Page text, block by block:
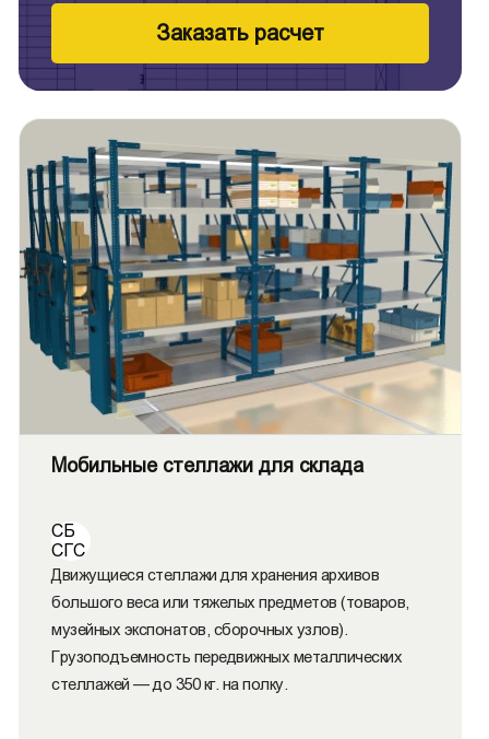
Заказать расчет
Мобильные стеллажи для склада
СБ
СГС
Движущиеся стеллажи для хранения архивов
большого веса или тяжелых предметов (товаров,
музейных экспонатов, сборочных узлов).
Грузоподъемность передвижных металлических
стеллажей — до 350 кг. на полку.